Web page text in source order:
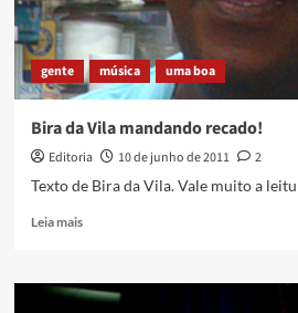
letais
gente música uma boa
Bira da Vila mandando recado!
Editoria 10 de junho de 2011
2
Texto de Bira da Vila. Vale
Leia maisRead
Bira
da